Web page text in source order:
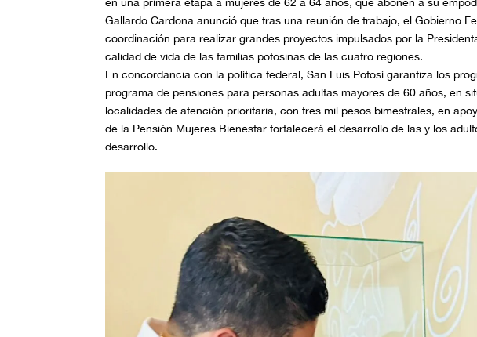
Gallardo Cardona anunció que tras una reunión de trabajo, el Gobierno
coordinación para realizar grandes proyectos impulsados por la
calidad de vida de las familias potosinas de las cuatro regiones.
En concordancia con la política federal, San Luis Potosí garantiza los
programa de pensiones para personas adultas mayores de 60 años, en
localidades de atención prioritaria, con tres mil pesos bimestrales, en
de la Pensión Mujeres Bienestar fortalecerá el desarrollo de las y los
desarrollo.